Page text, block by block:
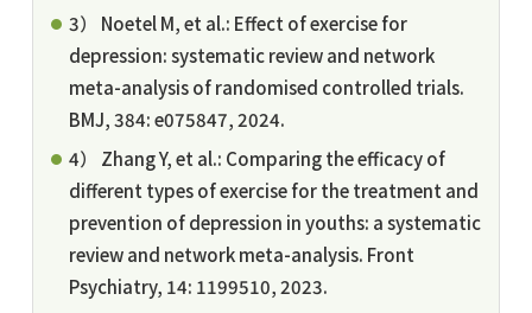
3） Noetel M, et al.: Effect of exercise for
depression: systematic review and network
meta-analysis of randomised controlled trials.
BMJ, 384: e075847, 2024.
4） Zhang Y, et al.: Comparing the efficacy of
different types of exercise for the treatment and
prevention of depression in youths: a systematic
review and network meta-analysis. Front
Psychiatry, 14: 1199510, 2023.